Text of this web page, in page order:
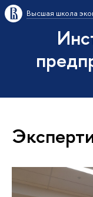
Высшая школа